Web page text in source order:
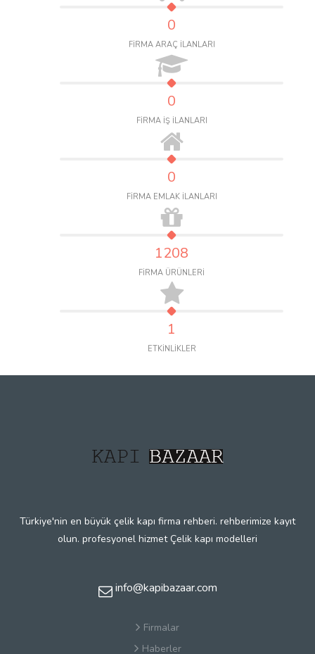
0
FİRMA ARAÇ İLANLARI
0
FİRMA İŞ İLANLARI
0
FİRMA EMLAK İLANLARI
1208
FİRMA ÜRÜNLERİ
1
ETKİNLİKLER
Türkiye'nin en büyük çelik kapı firma rehberi. rehberimize kayıt
olun. profesyonel hizmet Çelik kapı modelleri
info@kapibazaar.com
Firmalar
Haberler